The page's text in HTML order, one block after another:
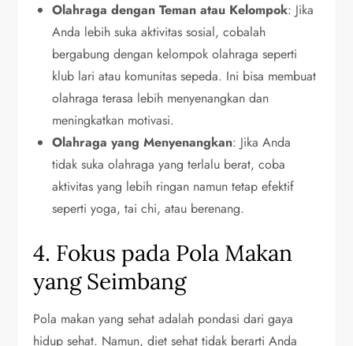
Olahraga dengan Teman atau Kelompok: Jika
Anda lebih suka aktivitas sosial, cobalah
bergabung dengan kelompok olahraga seperti
klub lari atau komunitas sepeda. Ini bisa membuat
olahraga terasa lebih menyenangkan dan
meningkatkan motivasi.
Olahraga yang Menyenangkan: Jika Anda
tidak suka olahraga yang terlalu berat, coba
aktivitas yang lebih ringan namun tetap efektif
seperti yoga, tai chi, atau berenang.
4. Fokus pada Pola Makan
yang Seimbang
Pola makan yang sehat adalah pondasi dari gaya
hidup sehat. Namun, diet sehat tidak berarti Anda